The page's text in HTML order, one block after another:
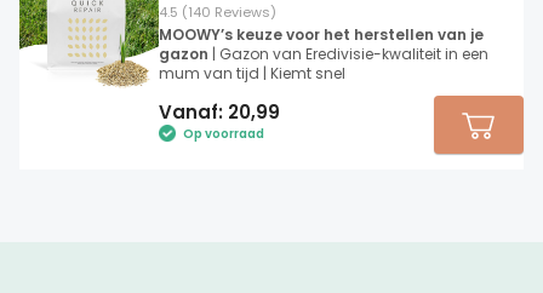
4.5 (140 Reviews)
MOOWY’s keuze voor het herstellen van je
gazon | Gazon van Eredivisie-kwaliteit in een
mum van tijd | Kiemt snel
Vanaf: 20,99
Op voorraad